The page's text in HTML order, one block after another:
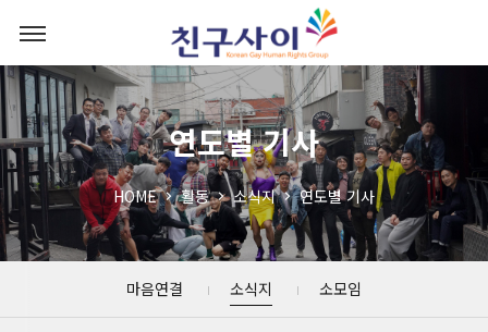
연도별 기사
HOME 활동 소식지 연도별 기사
마음연결 소식지 소모임